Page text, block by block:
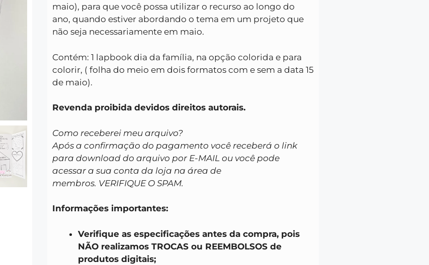
maio), para que você possa utilizar o recurso ao longo do
ano, quando estiver abordando o tema em um projeto que
não seja necessariamente em maio.
Contém: 1 lapbook dia da família, na opção colorida e para
colorir, ( folha do meio em dois formatos com e sem a data 15
de maio).
Revenda proibida devidos direitos autorais.
Como receberei meu arquivo?
Após a confirmação do pagamento você receberá o link
para download do arquivo por E-MAIL ou você pode
acessar a sua conta da loja na área de
membros. VERIFIQUE O SPAM.
Informações importantes:
Verifique as especificações antes da compra, pois
NÃO realizamos TROCAS ou REEMBOLSOS de
produtos digitais;